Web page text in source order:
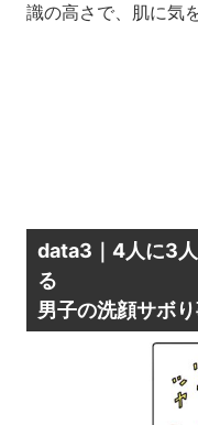
識の高さで、肌に気
data3｜4人に3
る
男子の洗顔サボ